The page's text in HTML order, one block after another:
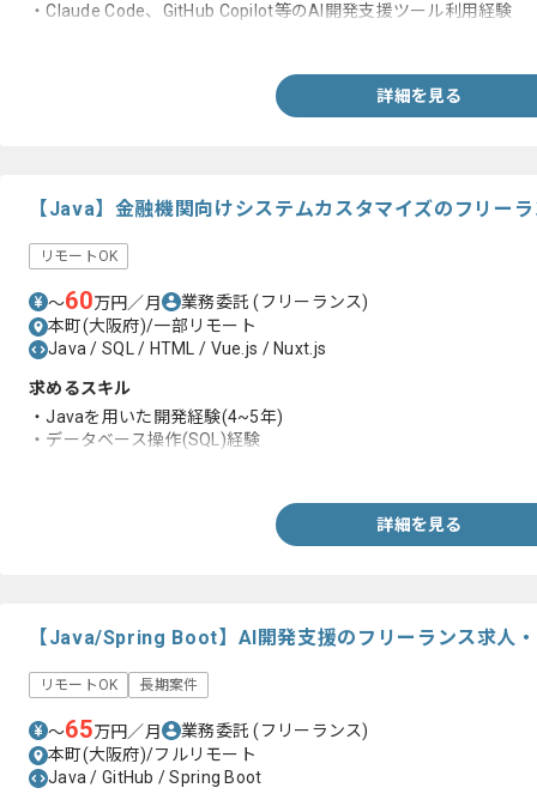
・Claude Code、GitHub Copilot等のAI開発支援ツール利用経験
詳細を見る
【Java】金融機関向けシステムカスタマイズのフリー
リモートOK
〜60万円／月 業務委託(フリーランス)
本町(大阪府)/一部リモート
Java / SQL / HTML / Vue.js / Nuxt.js
求めるスキル
・Javaを用いた開発経験(4~5年)
・データベース操作(SQL)経験
詳細を見る
【Java/Spring Boot】AI開発支援のフリーランス求人
リモートOK 長期案件
〜65万円／月 業務委託(フリーランス)
本町(大阪府)/フルリモート
Java / GitHub / Spring Boot